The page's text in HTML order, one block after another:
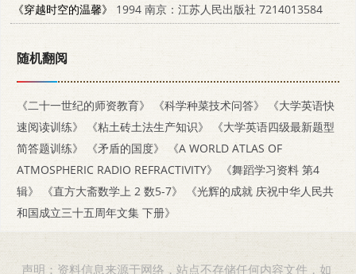
《穿越时空的温馨》
1994 南京：江苏人民出版社 7214013584
随机翻阅
《二十一世纪的师资教育》 《科学种菜技术问答》
《大学英语快
速阅读训练》
《粘土砖土法生产知识》
《大学英语四级最新题型
简答题训练》
《矛盾的国度》
《A WORLD ATLAS OF
ATMOSPHERIC RADIO REFRACTIVITY》
《舞蹈学习资料 第4
辑》
《直方大斋数学上 2 数5-7》
《光辉的成就 庆祝中华人民共
和国成立三十五周年文集 下册》
声明：资料信息来源于网络，站点不存储任何内容文件，如